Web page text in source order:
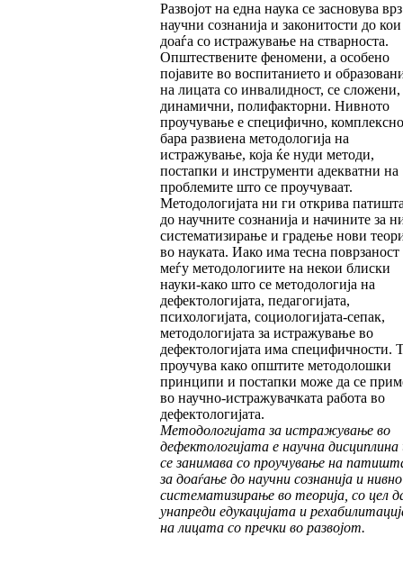
Развојот на една наука се засновува врз
научни сознанија и законитости до кои
доаѓа со истражување на стварноста.
Општествените феномени, а особено
појавите во воспитанието и
на лицата со инвалидност, се сложени,
динамични, полифакторни. Нивното
проучување е специфично,
бара развиена методологија на
истражување, која ќе нуди методи,
постапки и инструменти адекватни на
проблемите што се проучуваат.
Методологијата ни ги открива
до научните сознанија и начините за
систематизирање и градење нови
во науката. Иако има тесна поврзаност
меѓу методологиите на некои блиски
науки-како што се методологија на
дефектологијата, педагогијата,
психологијата, социологијата-сепак,
методологијата за истражување во
дефектологијата има специфичности.
проучува како општите методолошки
принципи и постапки може да се
во научно-истражувачката работа во
дефектологијата.
Методологијата за истражување во
дефектологијата е научна
се занимава со проучување на
за доаѓање до научни сознанија и нивно
систематизирање во теорија, со цел
унапреди едукацијата и
на лицата со пречки во развојот.